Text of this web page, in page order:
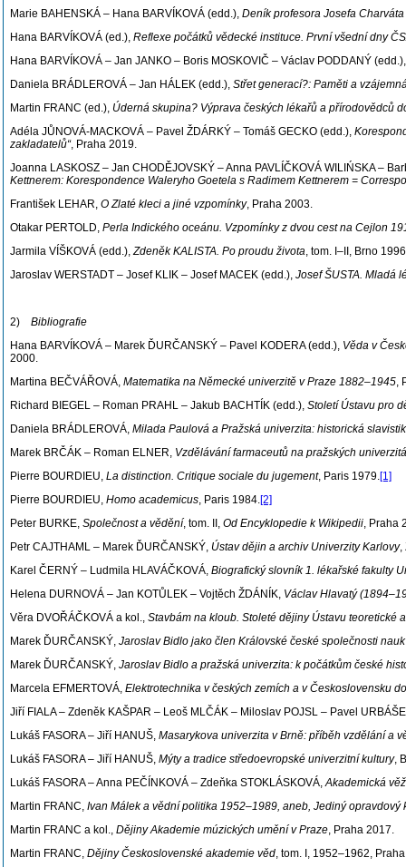
Marie BAHENSKÁ – Hana BARVÍKOVÁ (edd.), Deník profesora Josefa
Hana BARVÍKOVÁ (ed.), Reflexe počátků vědecké instituce. První všední dny
Hana BARVÍKOVÁ – Jan JANKO – Boris MOSKOVIČ – Václav PODDANÝ
Daniela BRÁDLEROVÁ – Jan HÁLEK (edd.), Střet generací?: Paměti a
Martin FRANC (ed.), Úderná skupina? Výprava českých lékařů a přírodovědců
Adéla JŮNOVÁ-MACKOVÁ – Pavel ŽDÁRKÝ – Tomáš GECKO (edd.),
zakladatelů“, Praha 2019.
Joanna LASKOSZ – Jan CHODĚJOVSKÝ – Anna PAVLÍČKOVÁ WILIŃSKA –
Kettnerem: Korespondence Waleryho Goetela s Radimem Kettnerem =
František LEHAR, O Zlaté kleci a jiné vzpomínky, Praha 2003.
Otakar PERTOLD, Perla Indického oceánu. Vzpomínky z dvou cest na Cejlon
Jarmila VÍŠKOVÁ (edd.),Zdeněk KALISTA. Po proudu života, tom. I–II, Brno
Jaroslav WERSTADT – Josef KLIK – Josef MACEK (edd.), Josef ŠUSTA. Mladá
2) Bibliografie
Hana BARVÍKOVÁ – Marek ĎURČANSKÝ – Pavel KODERA (edd.), Věda v
2000.
Martina BEČVÁŘOVÁ, Matematika na Německé univerzitě v Praze 1882–1945,
Richard BIEGEL – Roman PRAHL – Jakub BACHTÍK (edd.), Století Ústavu pro
Daniela BRÁDLEROVÁ, Milada Paulová a Pražská univerzita: historická
Marek BRČÁK – Roman ELNER, Vzdělávání farmaceutů na pražských
Pierre BOURDIEU, La distinction. Critique sociale du jugement, Paris 1979.[1]
Pierre BOURDIEU, Homo academicus, Paris 1984.[2]
Peter BURKE, Společnost a vědění, tom. II, Od Encyklopedie k Wikipedii, Praha
Petr CAJTHAML – Marek ĎURČANSKÝ, Ústav dějin a archiv Univerzity Karlovy,
Karel ČERNÝ – Ludmila HLAVÁČKOVÁ, Biografický slovník 1. lékařské fakulty
Helena DURNOVÁ – Jan KOTŮLEK – Vojtěch ŽDÁNÍK, Václav Hlavatý
Věra DVOŘÁČKOVÁ a kol., Stavbám na kloub. Stoleté dějiny Ústavu teoretické
Marek ĎURČANSKÝ, Jaroslav Bidlo jako člen Královské české společnosti
Marek ĎURČANSKÝ, Jaroslav Bidlo a pražská univerzita: k počátkům české
Marcela EFMERTOVÁ, Elektrotechnika v českých zemích a v Československu
Jiří FIALA – Zdeněk KAŠPAR – Leoš MLČÁK – Miloslav POJSL – Pavel
Lukáš FASORA – Jiří HANUŠ, Masarykova univerzita v Brně: příběh vzdělání a
Lukáš FASORA – Jiří HANUŠ, Mýty a tradice středoevropské univerzitní kultury,
Lukáš FASORA – Anna PEČÍNKOVÁ – Zdeňka STOKLÁSKOVÁ,Akademická
Martin FRANC, Ivan Málek a vědní politika 1952–1989, aneb, Jediný opravdový
Martin FRANC a kol., Dějiny Akademie múzických umění v Praze, Praha 2017.
Martin FRANC, Dějiny Československé akademie věd, tom. I, 1952–1962,